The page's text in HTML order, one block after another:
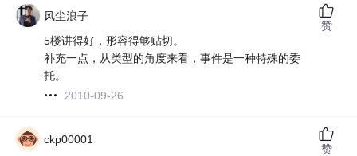
风尘浪子
5楼讲得好，形容得够贴切。
补充一点，从类型的角度来看，事件是一种特殊的委
托。
2010-09-26
赞
ckp00001
赞